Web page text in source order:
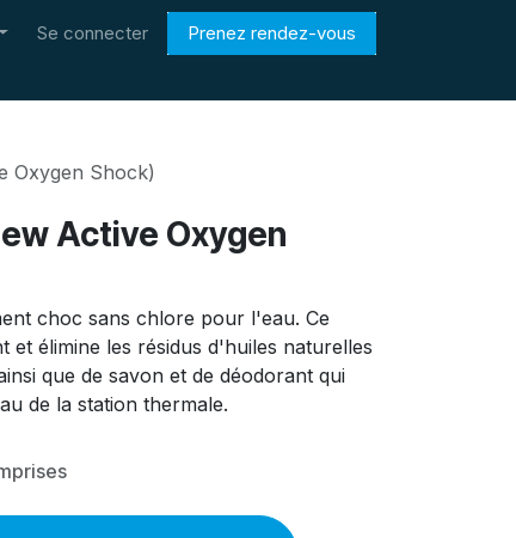
Se connecter Prenez rendez-vous
Oxygen Shock)
Active Oxygen
choc sans chlore pour l'eau. Ce
et élimine les résidus d'huiles naturelles
que de savon et de déodorant qui
de la station thermale.